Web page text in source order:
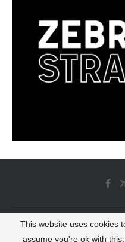
© 2022 - Luminous
This website uses cookies
assume you're ok with